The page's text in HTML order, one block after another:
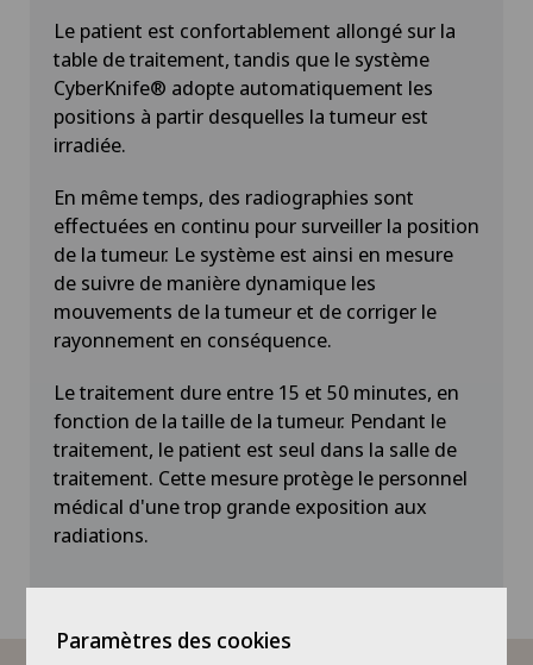
Le patient est confortablement allongé sur la
table de traitement, tandis que le système
CyberKnife® adopte automatiquement les
positions à partir desquelles la tumeur est
irradiée.
En même temps, des radiographies sont
effectuées en continu pour surveiller la position
de la tumeur. Le système est ainsi en mesure
de suivre de manière dynamique les
mouvements de la tumeur et de corriger le
rayonnement en conséquence.
Le traitement dure entre 15 et 50 minutes, en
fonction de la taille de la tumeur. Pendant le
traitement, le patient est seul dans la salle de
traitement. Cette mesure protège le personnel
médical d'une trop grande exposition aux
radiations.
Paramètres des cookies